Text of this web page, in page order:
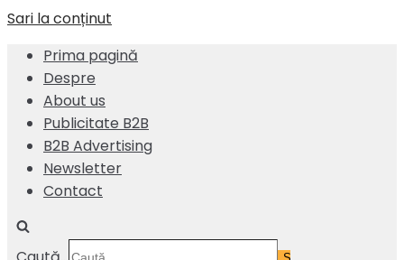
Sari la conținut
Prima pagină
Despre
About us
Publicitate B2B
B2B Advertising
Newsletter
Contact